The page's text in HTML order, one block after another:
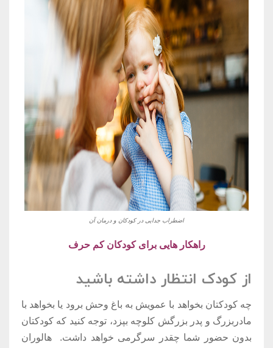
اضطراب جدایی در کودکان و درمان آن
راهکار هایی برای کودکان کم حرف
از کودک انتظار داشته باشید
چه کودکتان بخواهد با عمویش به باغ وحش برود یا بخواهد با
مادربزرگ و پدر بزرگش کلوچه بپزد، توجه کنید که کودکتان
بدون حضور شما چقدر سرگرمی خواهد داشت. هالوران